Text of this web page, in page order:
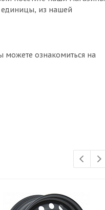
единицы, из нашей
можете ознакомиться на